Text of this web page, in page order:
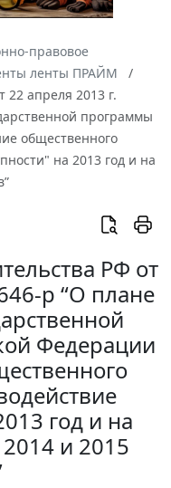
правовое
ленты ПРАЙМ
22 апреля 2013 г.
программы
общественного
на 2013 год и на
РФ от
р “О плане
Федерации
год и на
и 2015